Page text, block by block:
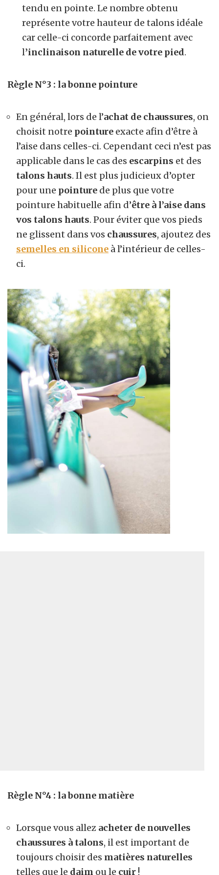
tendu en pointe. Le nombre obtenu
représente votre hauteur de talons idéale
car celle-ci concorde parfaitement avec
l’inclinaison naturelle de votre pied.
Règle N°3 : la bonne pointure
En général, lors de l’achat de chaussures, on
choisit notre pointure exacte afin d’être à
l’aise dans celles-ci. Cependant ceci n’est pas
applicable dans le cas des escarpins et des
talons hauts. Il est plus judicieux d’opter
pour une pointure de plus que votre
pointure habituelle afin d’être à l’aise dans
vos talons hauts. Pour éviter que vos pieds
ne glissent dans vos chaussures, ajoutez des
semelles en silicone à l’intérieur de celles-
ci.
Règle N°4 : la bonne matière
Lorsque vous allez acheter de nouvelles
chaussures à talons, il est important de
toujours choisir des matières naturelles
telles que le daim ou le cuir !